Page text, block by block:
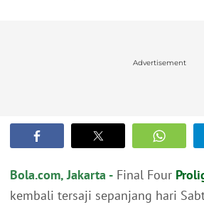
Advertisement
Bola.com, Jakarta - Final Four
kembali tersaji sepanjang hari